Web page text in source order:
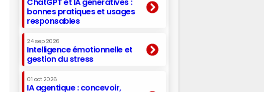
ChatGPT et IA génératives :
bonnes pratiques et usages
responsables
24 sep 2026
Intelligence émotionnelle et
gestion du stress
01 oct 2026
IA agentique : concevoir,